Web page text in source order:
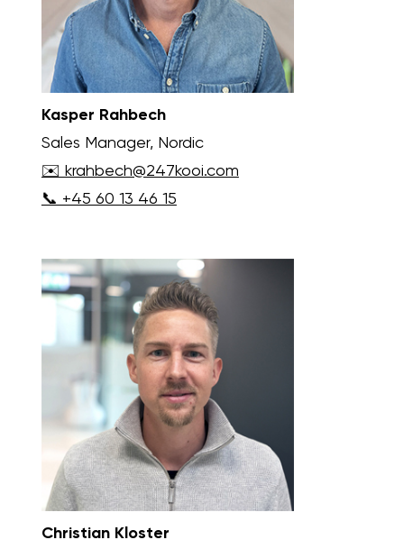
Kasper Rahbech
Sales Manager, Nordic
✉️ krahbech@247kooi.com
📞 +45 60 13 46 15
Christian Kloster